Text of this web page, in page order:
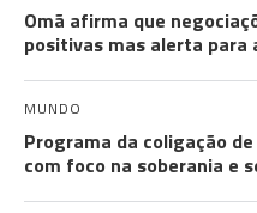
Omã afirma que
positivas mas alerta para
MUNDO
Programa da coligação
com foco na soberania e